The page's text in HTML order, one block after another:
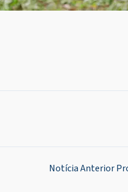
Notícia Anterior